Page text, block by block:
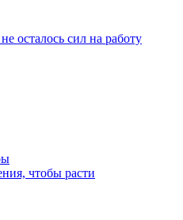
осталось сил на работу
чтобы расти